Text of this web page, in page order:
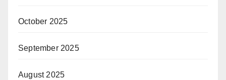
October 2025
September 2025
August 2025